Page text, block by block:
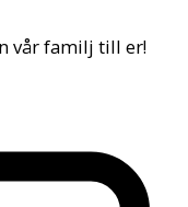
vår familj till er!